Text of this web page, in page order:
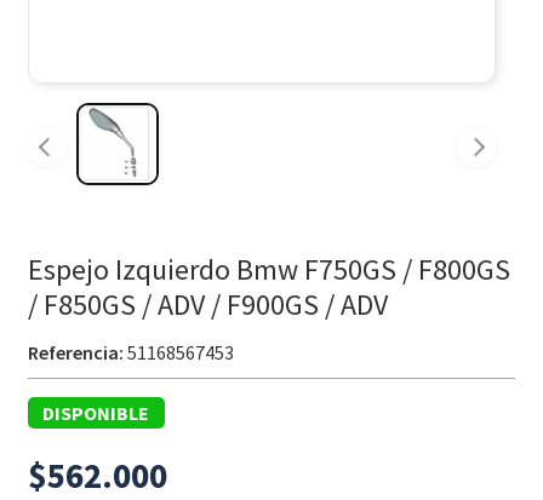
Espejo Izquierdo Bmw F750GS / F800GS
/ F850GS / ADV / F900GS / ADV
Referencia: 51168567453
DISPONIBLE
$562.000